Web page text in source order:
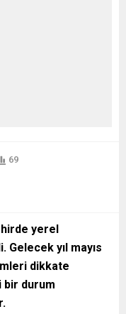
69
yerel
yıl mayıs
dikkate
bir durum